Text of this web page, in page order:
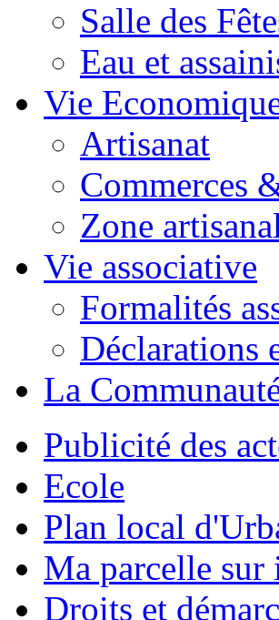
Salle des
Eau et
Vie
Artisanat
Commerces
Zone
Vie associative
Formalités
Déclarations
La
Publicité des
Ecole
Plan local
Ma parcelle sur
Droits et